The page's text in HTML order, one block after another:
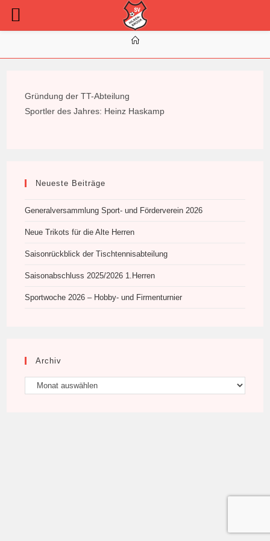
Gründung der TT-Abteilung
Sportler des Jahres: Heinz Haskamp
Neueste Beiträge
Generalversammlung Sport- und Förderverein 2026
Neue Trikots für die Alte Herren
Saisonrückblick der Tischtennisabteilung
Saisonabschluss 2025/2026 1.Herren
Sportwoche 2026 – Hobby- und Firmenturnier
Archiv
Archiv